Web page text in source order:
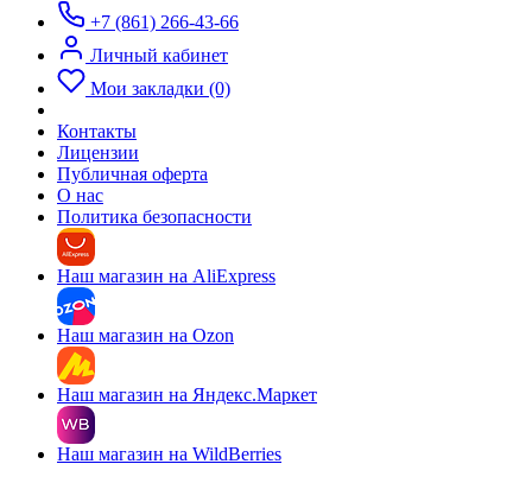
+7 (861) 266-43-66
Личный кабинет
Мои закладки (0)
Контакты
Лицензии
Публичная оферта
О нас
Политика безопасности
Наш магазин на AliExpress
Наш магазин на Ozon
Наш магазин на Яндекс.Маркет
Наш магазин на WildBerries